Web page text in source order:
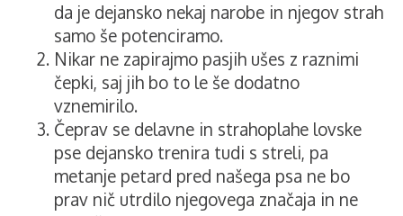
da je dejansko nekaj narobe in njegov strah
samo še potenciramo.
Nikar ne zapirajmo pasjih ušes z raznimi
čepki, saj jih bo to le še dodatno
vznemirilo.
Čeprav se delavne in strahoplahe lovske
pse dejansko trenira tudi s streli, pa
metanje petard pred našega psa ne bo
prav nič utrdilo njegovega značaja in ne